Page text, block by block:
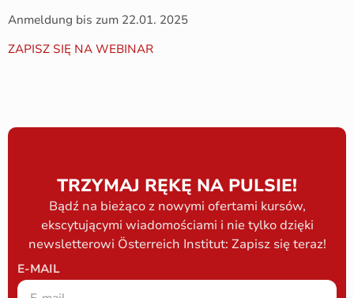
Anmeldung bis zum 22.01. 2025
ZAPISZ SIĘ NA WEBINAR
TRZYMAJ RĘKĘ NA PULSIE!
Bądź na bieżąco z nowymi ofertami kursów,
ekscytującymi wiadomościami i nie tylko dzięki
newsletterowi Österreich Institut: Zapisz się teraz!
E-MAIL